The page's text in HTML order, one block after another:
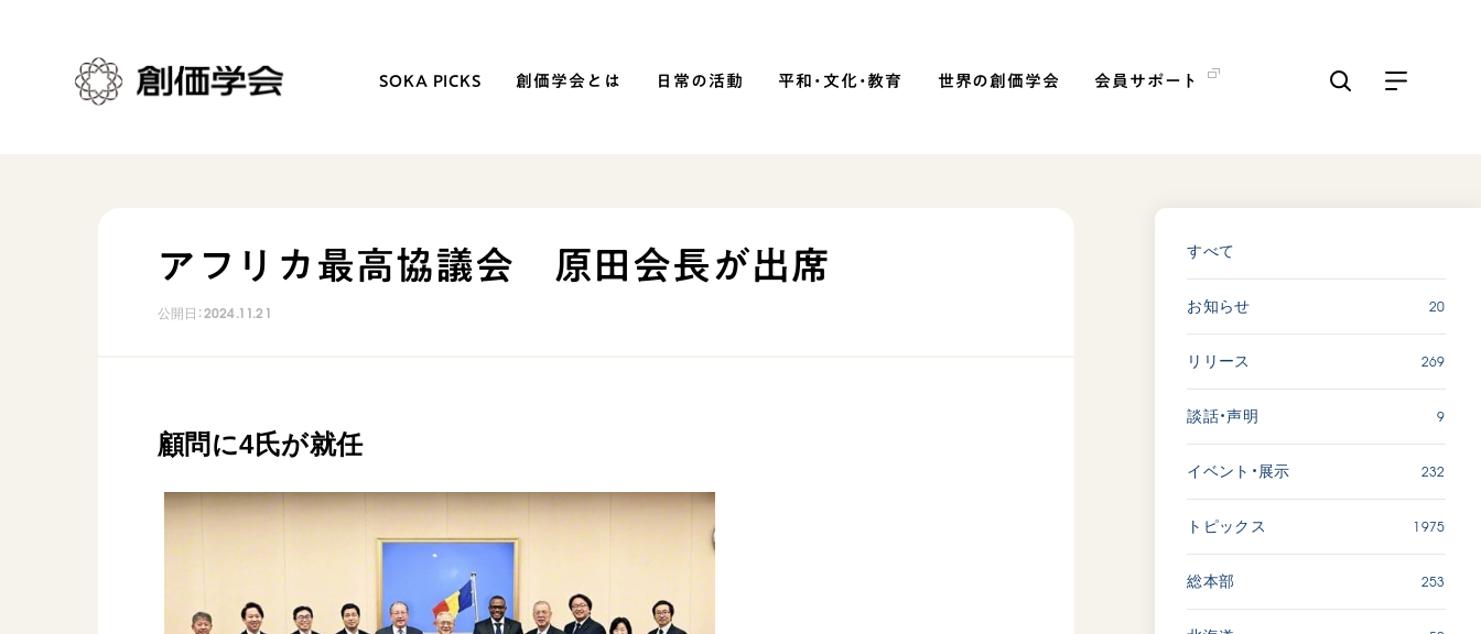
SOKA PICKS 創価学会とは 日常の活動 平和・文化・教育 世界の創価学会 会員サポート
自他共の幸福
日蓮大聖人の仏法（教学入門）
第2代会長・戸田城聖先生
学会永遠の五指針
主な行事
友人葬
「平和の文化」を構築
音楽活動
展示活動
図書贈呈
【被爆証言】「原爆の子」と
して生きた80年 広島県 早
志百…
2026.08.06
SDGs
動画
広島
「三つの花ことば」 関西吹
奏楽団
アフリカ最高協議会 原田会長が出席
公開日：2024.11.21
顧問に4氏が就任
すべて
お知らせ 20
リリース 269
談話・声明 9
イベント・展示 232
トピックス 1975
総本部 253